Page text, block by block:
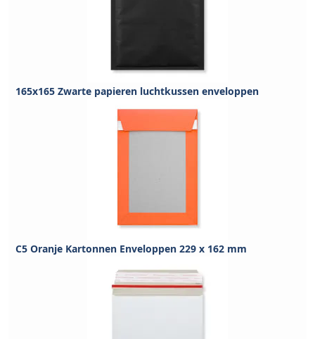
165x165 Zwarte papieren luchtkussen enveloppen
C5 Oranje Kartonnen Enveloppen 229 x 162 mm